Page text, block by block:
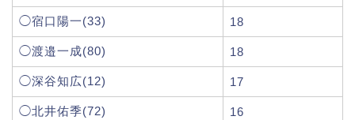
◯宿口陽一(33) 18
◯渡邉一成(80) 18
◯深谷知広(12) 17
◯北井佑季(72) 16